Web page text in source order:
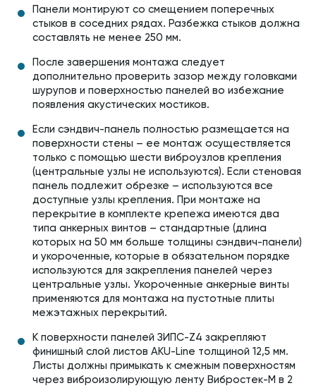
Панели монтируют со смещением поперечных
стыков в соседних рядах. Разбежка стыков должна
составлять не менее 250 мм.
После завершения монтажа следует
дополнительно проверить зазор между головками
шурупов и поверхностью панелей во избежание
появления акустических мостиков.
Если сэндвич-панель полностью размещается на
поверхности стены – ее монтаж осуществляется
только с помощью шести виброузлов крепления
(центральные узлы не используются). Если стеновая
панель подлежит обрезке – используются все
доступные узлы крепления. При монтаже на
перекрытие в комплекте крепежа имеются два
типа анкерных винтов – стандартные (длина
которых на 50 мм больше толщины сэндвич-панели)
и укороченные, которые в обязательном порядке
используются для закрепления панелей через
центральные узлы. Укороченные анкерные винты
применяются для монтажа на пустотные плиты
межэтажных перекрытий.
К поверхности панелей ЗИПС-Z4 закрепляют
финишный слой листов AKU-Line толщиной 12,5 мм.
Листы должны примыкать к смежным поверхностям
через виброизолирующую ленту Вибростек-М в 2